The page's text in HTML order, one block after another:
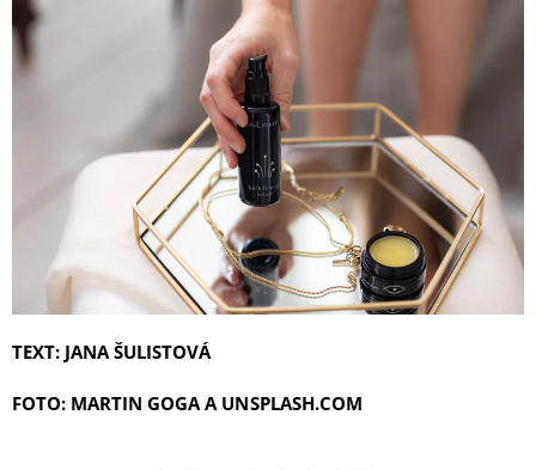
TEXT: JANA ŠULISTOVÁ
FOTO: MARTIN GOGA A UNSPLASH.COM